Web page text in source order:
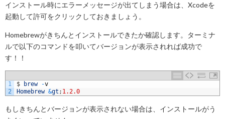
インストール時にエラーメッセージが出てしまう場合は、Xcodeを
起動して許可をクリックしておきましょう。
Homebrewがきちんとインストールできたか確認します。ターミナ
ルで以下のコマンドを叩いてバージョンが表示されれば成功で
す！！
1
2
$ brew -v
Homebrew &gt ; 1.2.0
もしきちんとバージョンが表示されない場合は、インストールがう